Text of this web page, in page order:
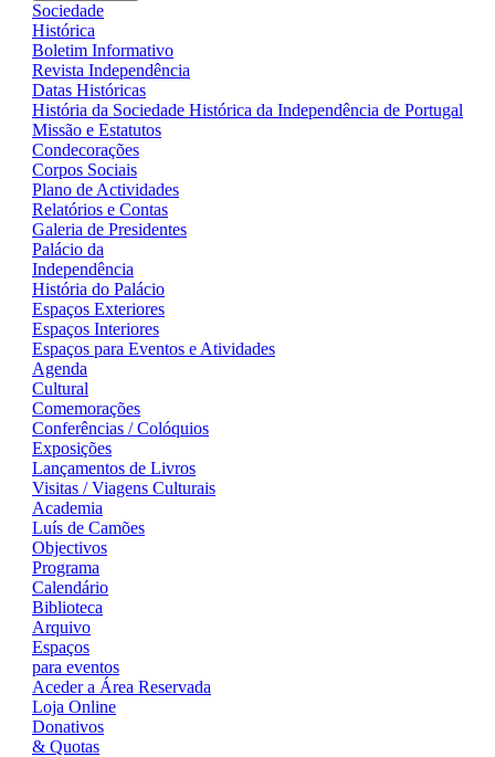
Sociedade
Histórica
Boletim Informativo
Revista Independência
Datas Históricas
História da Sociedade Histórica da Independência de Portugal
Missão e Estatutos
Condecorações
Corpos Sociais
Plano de Actividades
Relatórios e Contas
Galeria de Presidentes
Palácio da
Independência
História do Palácio
Espaços Exteriores
Espaços Interiores
Espaços para Eventos e Atividades
Agenda
Cultural
Comemorações
Conferências / Colóquios
Exposições
Lançamentos de Livros
Visitas / Viagens Culturais
Academia
Luís de Camões
Objectivos
Programa
Calendário
Biblioteca
Arquivo
Espaços
para eventos
Aceder a Área Reservada
Loja Online
Donativos
& Quotas